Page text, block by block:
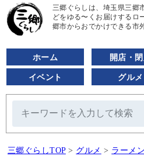
三郷ぐらしは、埼玉県三郷
どをゆる〜くお届けするロ
郷市からおでかけできる市
ホーム 開店・
イベント グルメ
三郷ぐらしTOP > グルメ > ラーメン